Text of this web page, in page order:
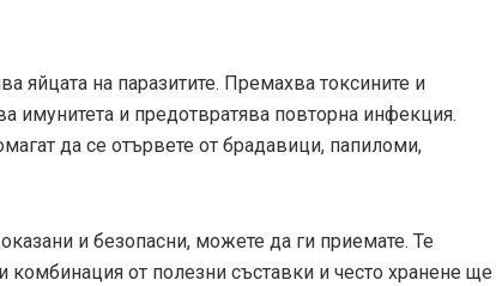
яйцата на паразитите. Премахва токсините и
имунитета и предотвратява повторна инфекция.
да се отървете от брадавици, папиломи,
и безопасни, можете да ги приемате. Те
комбинация от полезни съставки и често хранене ще